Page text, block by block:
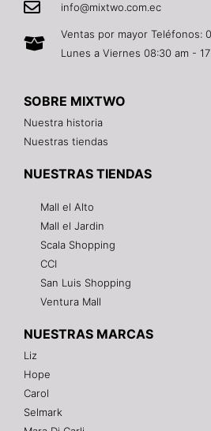
info@mixtwo.com.ec
Ventas por mayor Teléfonos:
Lunes a Viernes 08:30 am -
SOBRE MIXTWO
Nuestra historia
Nuestras tiendas
NUESTRAS TIENDAS
Mall el Alto
Mall el Jardin
Scala Shopping
CCI
San Luis Shopping
Ventura Mall
NUESTRAS MARCAS
Liz
Hope
Carol
Selmark